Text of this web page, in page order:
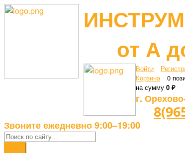
от А
Войти
Корзина
0
на сумму 0 ₽
г.
Звоните ежедневно 9:00–19:00